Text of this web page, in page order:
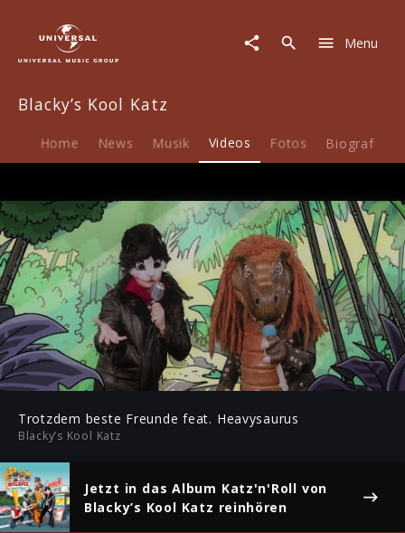
Freunde
Heavysaurus
Menu
Blacky’s Kool Katz
Home News Musik Videos Fotos Biografie
Play
-03:22
Mute
Play
Trotzdem beste Freunde feat. Heavysaurus
Blacky’s Kool Katz
Jetzt in das Album Katz'n'Roll von
Blacky’s Kool Katz reinhören